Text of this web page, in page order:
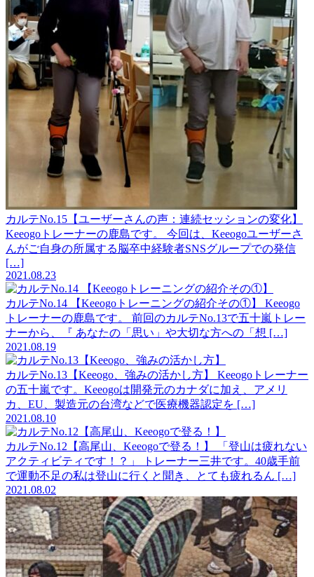
カルテNo.15【ユーザーさんの声：連続セッションの変化】
Keeogoトレーナーの鹿島です。 今回は、Keeogoユーザーさ
んがご自身の所属する脳卒中経験者SNSグループでの発信
[…]
2021.08.23
カルテNo.14 【Keeogoトレーニングの紹介その①】
Keeogo
トレーナーの鹿島です。 前回のカルテNo.13で五十嵐トレー
ナーから、『 あなたの「思い」や大切な方への「想 […]
2021.08.19
カルテNo.13【Keeogo、強みの活かし方】
Keeogoトレーナー
の五十嵐です。Keeogoは開発元のカナダに加え、アメリ
カ、EU、製造元の台湾などで医療機器認定を […]
2021.08.10
カルテNo.12【高尾山、Keeogoで登る！】
「登山は疲れない
アクティビティです！？」 トレーナー三井です。40歳手前
で運動不足の私は登山に行くと聞き、とても疲れるん […]
2021.08.02